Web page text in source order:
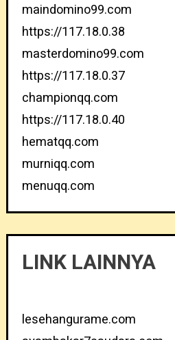
maindomino99.com
https://117.18.0.38
masterdomino99.com
https://117.18.0.37
championqq.com
https://117.18.0.40
hematqq.com
murniqq.com
menuqq.com
LINK LAINNYA
lesehangurame.com